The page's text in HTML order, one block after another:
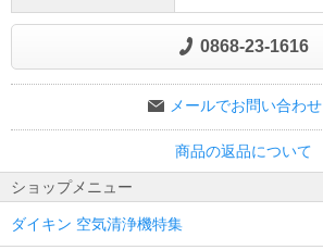
0868-23-1616
メールでお問い合わせ
商品の返品について
ショップメニュー
ダイキン 空気清浄機特集